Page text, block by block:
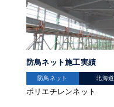
防鳥ネット施工実績
防鳥ネット 北海道
ポリエチレンネット